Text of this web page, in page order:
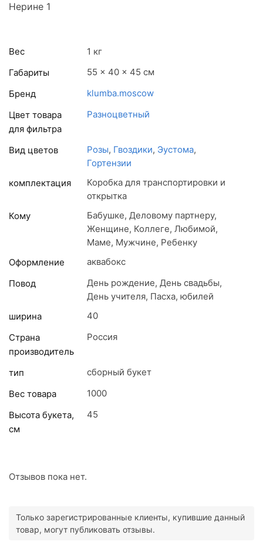
Нерине 1
Вес
1 кг
Габариты
55 × 40 × 45 см
Бренд
klumba.moscow
Цвет товара
для фильтра
Разноцветный
Вид цветов Розы, Гвоздики, Эустома,
Гортензии
комплектация
Коробка для транспортировки и
открытка
Кому
Бабушке, Деловому партнеру,
Женщине, Коллеге, Любимой,
Маме, Мужчине, Ребенку
Оформление
аквабокс
Повод
День рождение, День свадьбы,
День учителя, Пасха, юбилей
ширина
40
Страна
производитель
Россия
тип
сборный букет
Вес товара
1000
Высота букета,
см
45
Отзывов пока нет.
Только зарегистрированные клиенты, купившие данный
товар, могут публиковать отзывы.